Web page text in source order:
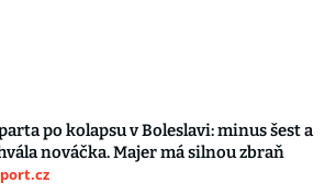
po kolapsu v Boleslavi: minus šest a
nováčka. Majer má silnou zbraň